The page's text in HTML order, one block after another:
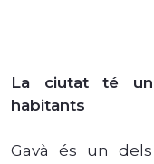
La ciutat té
habitants
Gavà és un